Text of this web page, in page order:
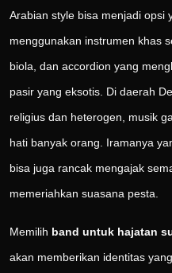
Arabian style bisa menjadi opsi
menggunakan instrumen khas
biola, dan accordion yang
pasir yang eksotis. Di daerah
religius dan heterogen, musik
hati banyak orang. Iramanya
bisa juga rancak mengajak
memeriahkan suasana pesta.
Memilih band untuk hajatan
akan memberikan identitas